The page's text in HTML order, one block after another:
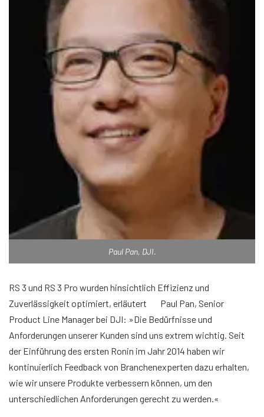
Paul Pan, DJI.
RS 3 und RS 3 Pro wurden hinsichtlich Effizienz und
Zuverlässigkeit optimiert, erläutert Paul Pan, Senior
Product Line Manager bei DJI: »Die Bedürfnisse und
Anforderungen unserer Kunden sind uns extrem wichtig. Seit
der Einführung des ersten Ronin im Jahr 2014 haben wir
kontinuierlich Feedback von Branchenexperten dazu erhalten,
wie wir unsere Produkte verbessern können, um den
unterschiedlichen Anforderungen gerecht zu werden.«